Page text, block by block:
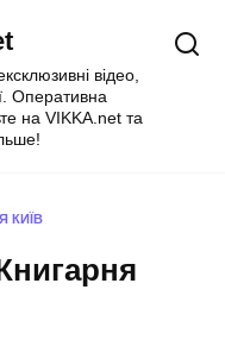
відео,
Оперативна
на VIKKA.net та
КИЇВ